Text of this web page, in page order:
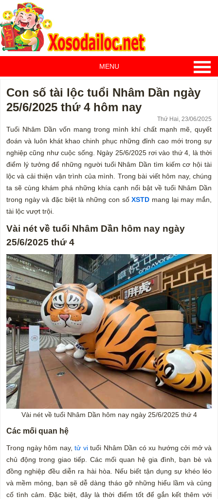
MENU
Con số tài lộc tuổi Nhâm Dần ngày
25/6/2025 thứ 4 hôm nay
Thứ Hai, 23/06/2025
Tuổi Nhâm Dần vốn mang trong mình khí chất mạnh mẽ, quyết
đoán và luôn khát khao chinh phục những đỉnh cao mới trong sự
nghiệp cũng như cuộc sống. Ngày 25/6/2025 rơi vào thứ 4, là thời
điểm lý tưởng để những người tuổi Nhâm Dần tìm kiếm cơ hội tài
lộc và cải thiện vận trình của mình. Trong bài viết hôm nay, chúng
ta sẽ cùng khám phá những khía cạnh nổi bật về tuổi Nhâm Dần
trong ngày và đặc biệt là những con sốXSTD mang lại may mắn,
tài lộc vượt trội.
Vài nét về tuổi Nhâm Dần hôm nay ngày
25/6/2025 thứ 4
Vài nét về tuổi Nhâm Dần hôm nay ngày 25/6/2025 thứ 4
Các mối quan hệ
Trong ngày hôm nay, tử vituổi Nhâm Dần có xu hướng cởi mở và
chủ động trong giao tiếp. Các mối quan hệ gia đình, bạn bè và
đồng nghiệp đều diễn ra hài hòa. Nếu biết tận dụng sự khéo léo
và mềm mỏng, bạn sẽ dễ dàng tháo gỡ những hiểu lầm và củng
cố tình cảm. Đặc biệt, đây là thời điểm tốt để gắn kết thêm với